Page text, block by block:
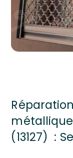
(13127) :